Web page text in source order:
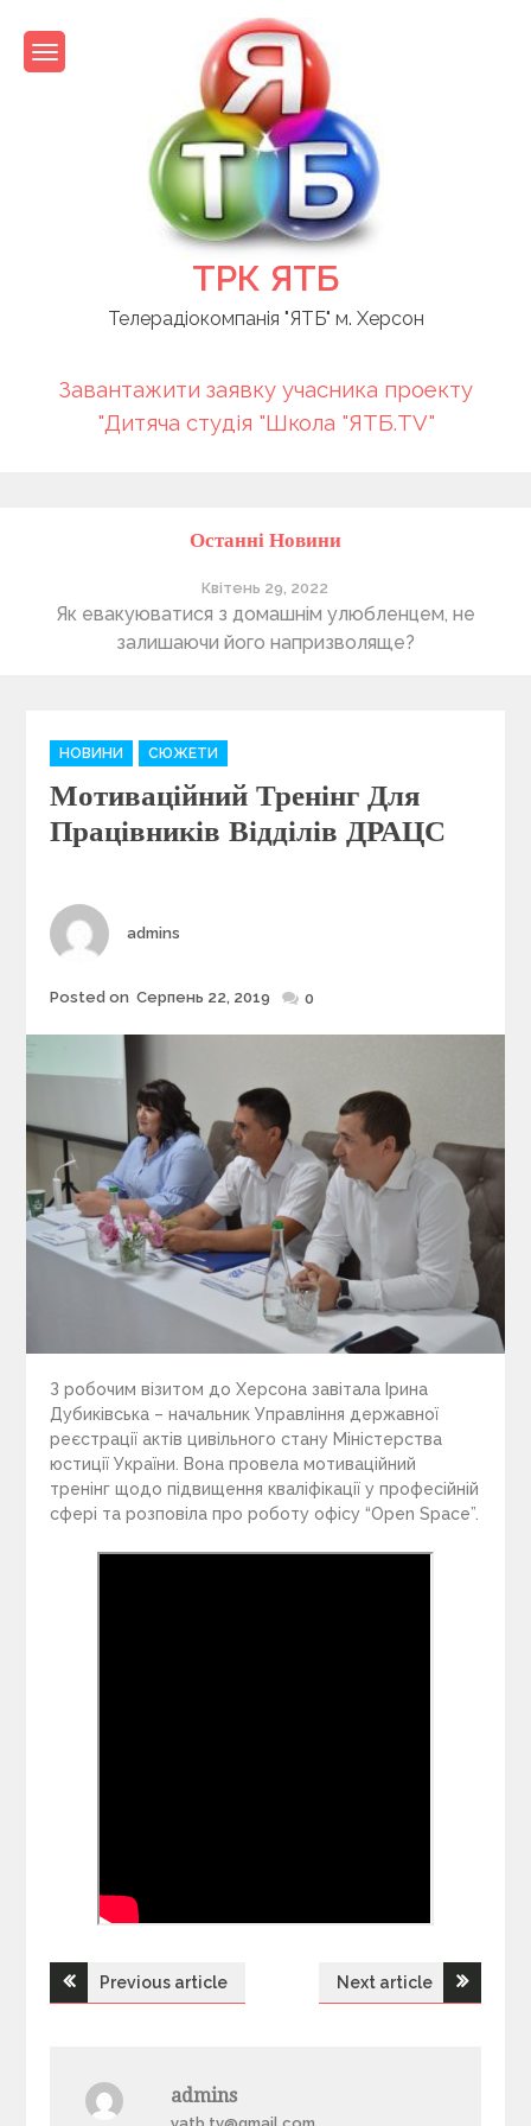
content
ТРК ЯТБ
Телерадіокомпанія "ЯТБ" м. Херсон
Завантажити заявку учасника проекту
"Дитяча студія "Школа "ЯТБ.TV"
Останні Новини
Квітень 29, 2022
Як евакуюватися з домашнім улюбленцем, не
залишаючи його напризволяще?
C
a
t
e
g
i
e
НОВИНИ СЮЖЕТИ
Мотиваційний Тренінг Для
Працівників Відділів ДРАЦС
Author
admins
Posted
Posted on Серпень 22, 2019 0
З робочим візитом до Херсона завітала Ірина
Дубиківська – начальник Управління державної
реєстрації актів цивільного стану Міністерства
юстиції України. Вона провела мотиваційний
тренінг щодо підвищення кваліфікації у професійній
сфері та розповіла про роботу офісу “Open Space”.
Н
Previous article Next article
admins